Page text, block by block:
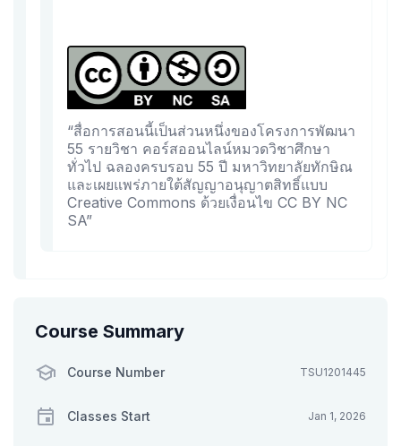
“สื่อการสอนนี้เป็นส่วนหนึ่งของโครงการพัฒนา
55 รายวิชา คอร์สออนไลน์หมวดวิชาศึกษา
ทั่วไป ฉลองครบรอบ 55 ปี มหาวิทยาลัยทักษิณ
และเผยแพร่ภายใต้สัญญาอนุญาตสิทธิ์แบบ
Creative Commons ด้วยเงื่อนไข CC BY NC
SA”
Course Summary
Course Number TSU1201445
Classes Start Jan 1, 2026